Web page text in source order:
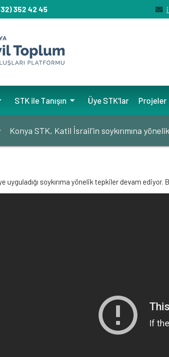
352 42 45
STK ile Tanışın arrow_drop_down Üye STK'lar Projeler
Konya STK, Katil İsrail'in soykırımına
uyguladığı soykırıma yönelik tepkiler devam